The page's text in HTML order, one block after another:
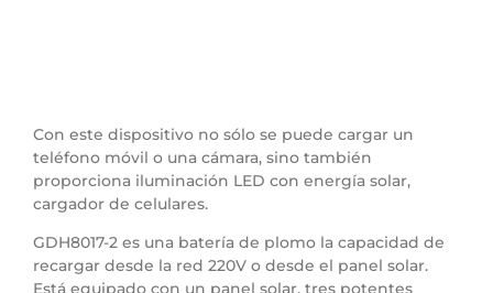
Con este dispositivo no sólo se puede cargar un
teléfono móvil o una cámara, sino también
proporciona iluminación LED con energía solar,
cargador de celulares.
GDH8017-2 es una batería de plomo la capacidad de
recargar desde la red 220V o desde el panel solar.
Está equipado con un panel solar, tres potentes